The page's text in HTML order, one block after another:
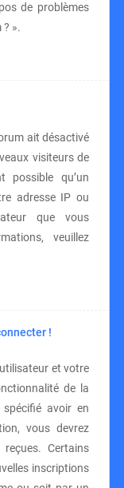
de problèmes
».
ait désactivé
visiteurs de
possible qu’un
adresse IP ou
que vous
veuillez
!
et votre
de la
avoir en
vous devrez
Certains
inscriptions